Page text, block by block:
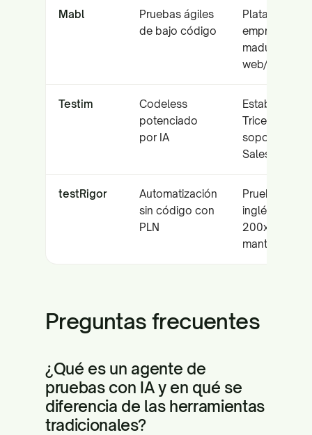
Mabl
Pruebas ágiles
de bajo código
Plataforma
empresarial
madura,
web/móvil/
Testim
Codeless
potenciado
por IA
Estabilidad
Tricentis,
soporte para
Salesforce
testRigor
Automatización
sin código con
PLN
Pruebas en
inglés simple,
200x menos
Preguntas frecuentes
¿Qué es un agente de
pruebas con IA y en qué se
diferencia de las herramientas
tradicionales?